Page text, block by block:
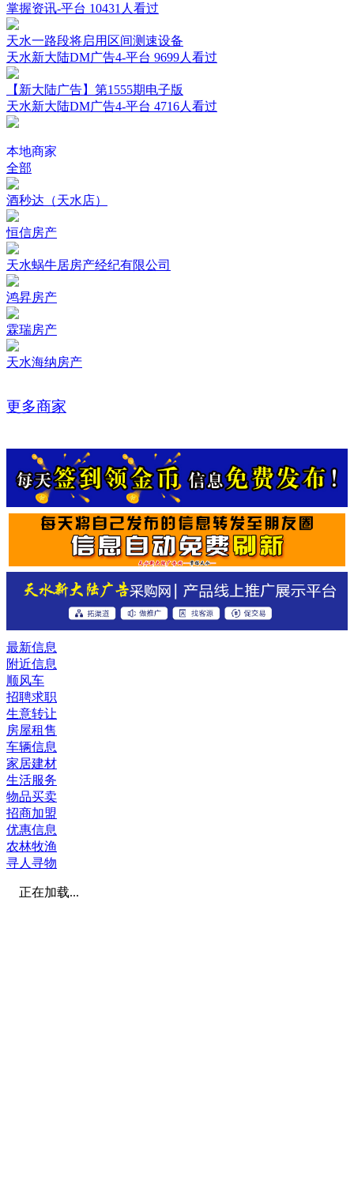
掌握资讯-平台 10431人看过
天水一路段将启用区间测速设备
天水新大陆DM广告4-平台 9699人看过
【新大陆广告】第1555期电子版
天水新大陆DM广告4-平台 4716人看过
本地商家
全部
酒秒达（天水店）
恒信房产
天水蜗牛居房产经纪有限公司
鸿昇房产
霖瑞房产
天水海纳房产
更多商家
最新信息
附近信息
顺风车
招聘求职
生意转让
房屋租售
车辆信息
家居建材
生活服务
物品买卖
招商加盟
优惠信息
农林牧渔
寻人寻物
正在加载...